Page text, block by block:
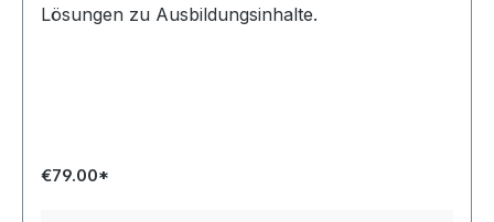
Lösungen zu Ausbildungsinhalte.
€79.00*